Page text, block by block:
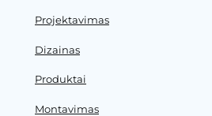
Projektavimas
Dizainas
Produktai
Montavimas